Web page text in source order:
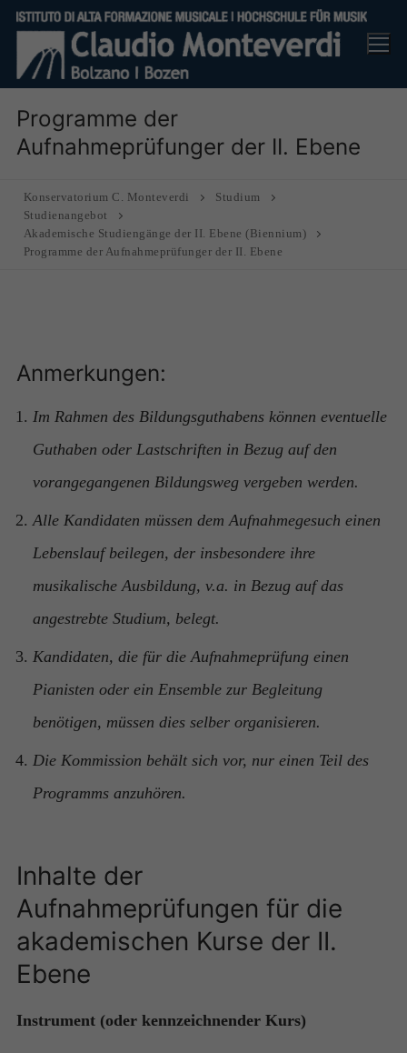
Skip
content
Programme der
Aufnahmeprüfunger der II. Ebene
Konservatorium C. Monteverdi
Studium
Studienangebot
Akademische Studiengänge der II. Ebene (Biennium)
Programme der Aufnahmeprüfunger der II. Ebene
Anmerkungen:
Im Rahmen des Bildungsguthabens können eventuelle
Guthaben oder Lastschriften in Bezug auf den
vorangegangenen Bildungsweg vergeben werden.
Alle Kandidaten müssen dem Aufnahmegesuch einen
Lebenslauf beilegen, der insbesondere ihre
musikalische Ausbildung, v.a. in Bezug auf das
angestrebte Studium, belegt.
Kandidaten, die für die Aufnahmeprüfung einen
Pianisten oder ein Ensemble zur Begleitung
benötigen, müssen dies selber organisieren.
Die Kommission behält sich vor, nur einen Teil des
Programms anzuhören.
Inhalte der
Aufnahmeprüfungen für die
akademischen Kurse der II.
Ebene
Instrument (oder kennzeichnender Kurs)